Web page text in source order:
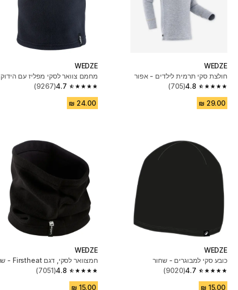
WEDZE
חולצת סקי תרמית לילדים - אפור
4.8
4.8 out of 5 stars from 705 reviews
(705)
WEDZE
מחמם צוואר לסקי מפליז עם הידוק
4.7
4.7 out of 5 stars from 9267 reviews
(9267)
WEDZE
כובע סקי למבוגרים - שחור
4.7
4.7 out of 5 stars from 9020 reviews
(9020)
WEDZE
חמצוואר לסקי, דגם Firstheat - שחור
4.8
4.8 out of 5 stars from 7051 reviews
(7051)